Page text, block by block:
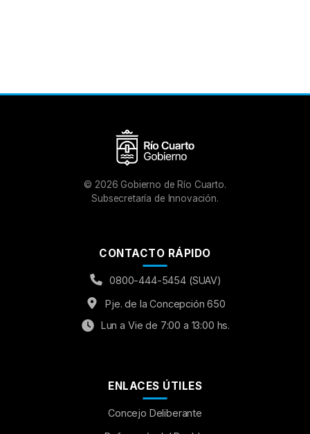
©2026 Gobierno de Río Cuarto.
Subsecretaría de Innovación.
CONTACTO RÁPIDO
0800-444-5454 (SUAV)
Pje. de la Concepción 650
Lun a Vie de 7:00 a 13:00 hs.
ENLACES ÚTILES
Concejo Deliberante